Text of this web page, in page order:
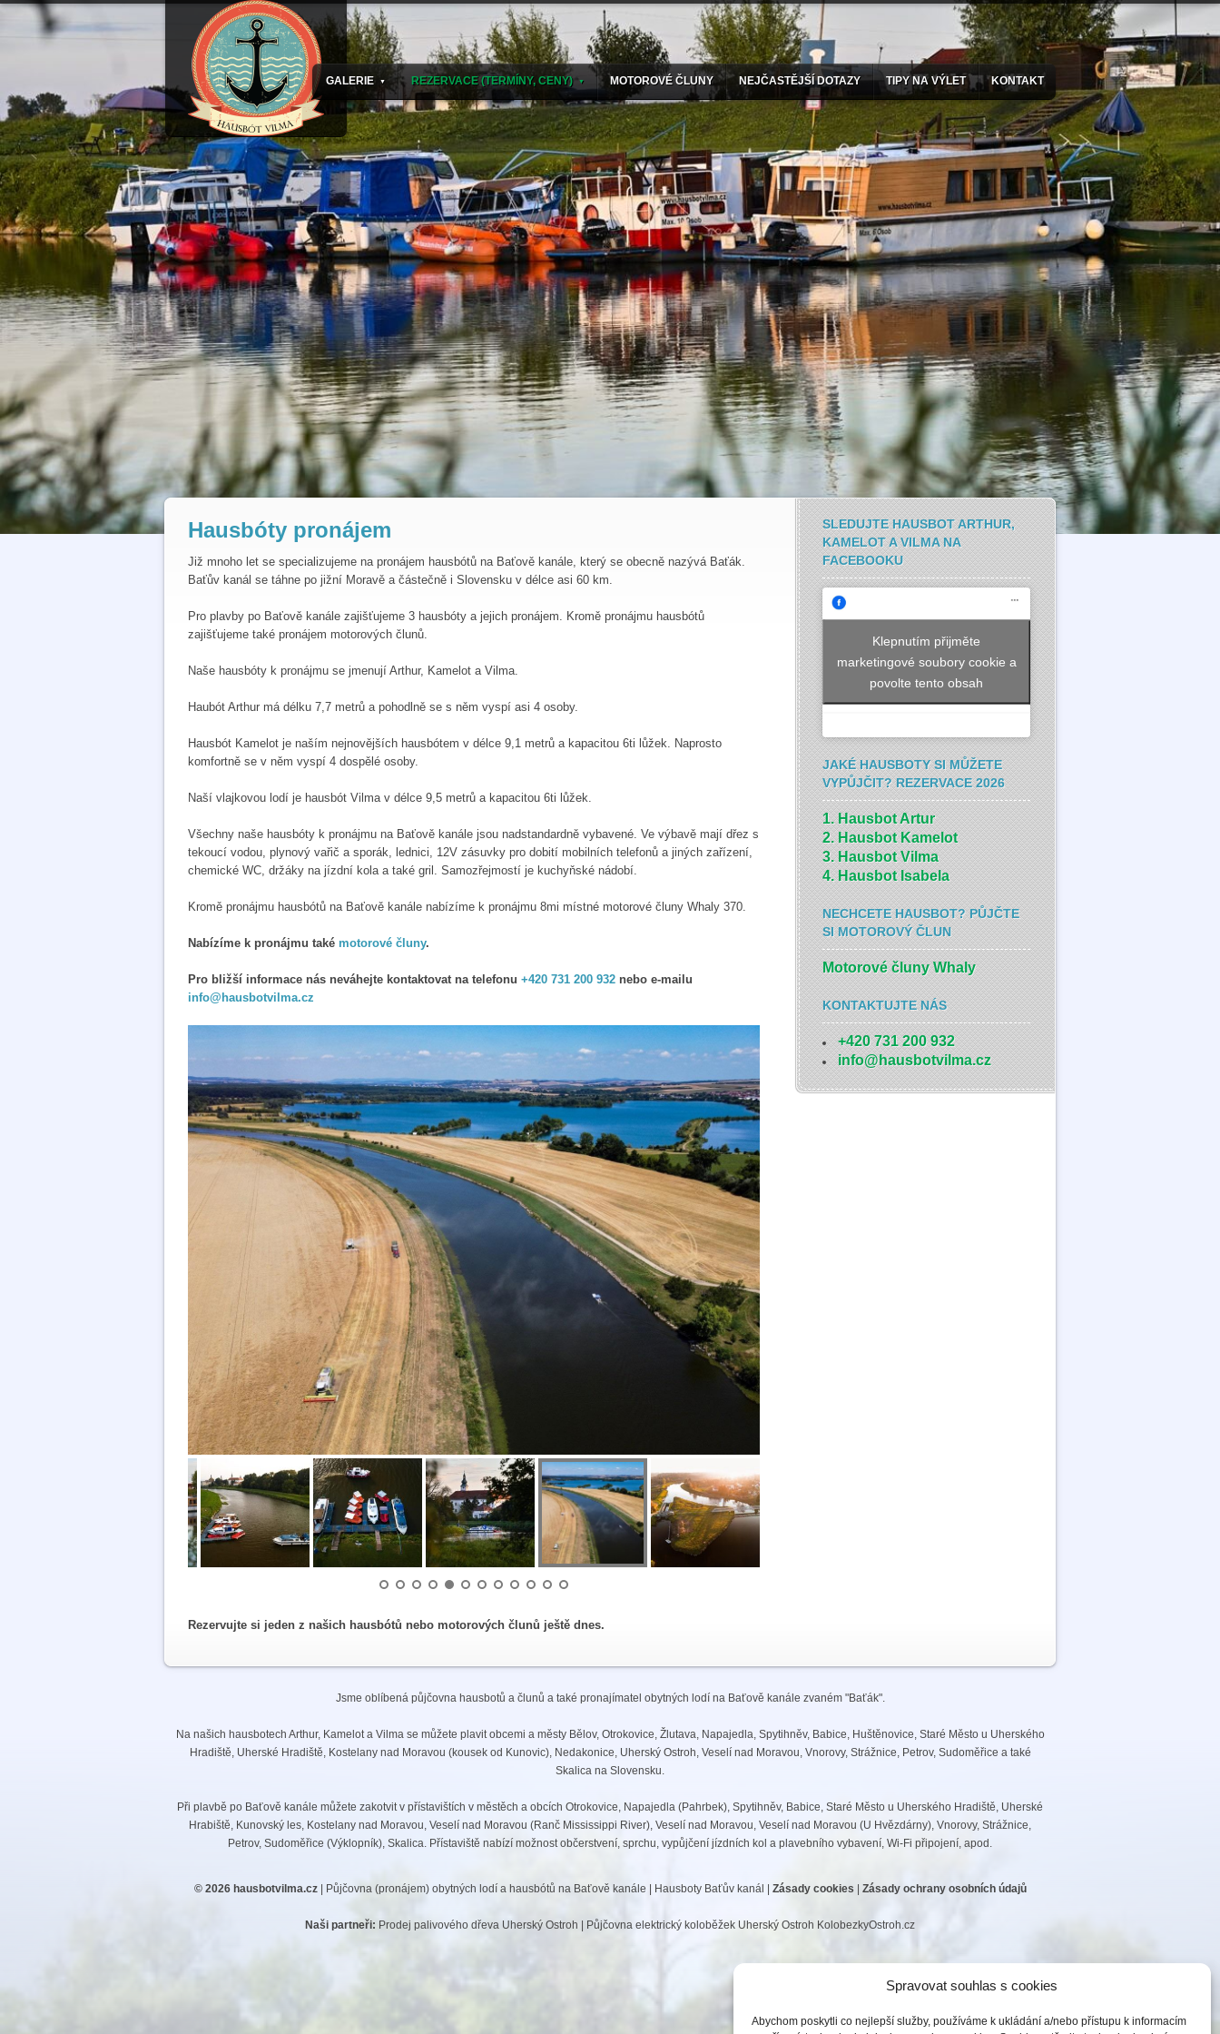
Spravovat souhlas s cookies
Abychom poskytli co nejlepší služby, používáme k ukládání a/nebo přístupu k informacím
GALERIE ▼ REZERVACE (TERMÍNY, CENY) ▼ MOTOROVÉ ČLUNY NEJČASTĚJŠÍ DOTAZY TIPY NA VÝLET KONTAKT
Hausbóty pronájem
Již mnoho let se specializujeme na pronájem hausbótů na Baťově kanále, který se obecně nazývá Baťák.
Baťův kanál se táhne po jižní Moravě a částečně i Slovensku v délce asi 60 km.
Pro plavby po Baťově kanále zajišťujeme 3 hausbóty a jejich pronájem. Kromě pronájmu hausbótů
zajišťujeme také pronájem motorových člunů.
Naše hausbóty k pronájmu se jmenují Arthur, Kamelot a Vilma.
Haubót Arthur má délku 7,7 metrů a pohodlně se s něm vyspí asi 4 osoby.
Hausbót Kamelot je naším nejnovějších hausbótem v délce 9,1 metrů a kapacitou 6ti lůžek. Naprosto
komfortně se v něm vyspí 4 dospělé osoby.
Naší vlajkovou lodí je hausbót Vilma v délce 9,5 metrů a kapacitou 6ti lůžek.
Všechny naše hausbóty k pronájmu na Baťově kanále jsou nadstandardně vybavené. Ve výbavě mají dřez s
tekoucí vodou, plynový vařič a sporák, lednici, 12V zásuvky pro dobití mobilních telefonů a jiných zařízení,
chemické WC, držáky na jízdní kola a také gril. Samozřejmostí je kuchyňské nádobí.
Kromě pronájmu hausbótů na Baťově kanále nabízíme k pronájmu 8mi místné motorové čluny Whaly 370.
Nabízíme k pronájmu také motorové čluny.
Pro bližší informace nás neváhejte kontaktovat na telefonu +420 731 200 932 nebo e-mailu
info@hausbotvilma.cz
Rezervujte si jeden z našich hausbótů nebo motorových člunů ještě dnes.
SLEDUJTE HAUSBOT ARTHUR,
KAMELOT A VILMA NA
FACEBOOKU
Klepnutím přijměte
marketingové soubory cookie a
povolte tento obsah
JAKÉ HAUSBOTY SI MŮŽETE
VYPŮJČIT? REZERVACE 2026
1. Hausbot Artur
2. Hausbot Kamelot
3. Hausbot Vilma
4. Hausbot Isabela
NECHCETE HAUSBOT? PŮJČTE
SI MOTOROVÝ ČLUN
Motorové čluny Whaly
KONTAKTUJTE NÁS
+420 731 200 932
info@hausbotvilma.cz
Jsme oblíbená půjčovna hausbotů a člunů a také pronajímatel obytných lodí na Baťově kanále zvaném "Baťák".
Na našich hausbotech Arthur, Kamelot a Vilma se můžete plavit obcemi a městy Bělov, Otrokovice, Žlutava, Napajedla, Spytihněv, Babice, Huštěnovice, Staré Město u Uherského
Hradiště, Uherské Hradiště, Kostelany nad Moravou (kousek od Kunovic), Nedakonice, Uherský Ostroh, Veselí nad Moravou, Vnorovy, Strážnice, Petrov, Sudoměřice a také
Skalica na Slovensku.
Při plavbě po Baťově kanále můžete zakotvit v přístavištích v městěch a obcích Otrokovice, Napajedla (Pahrbek), Spytihněv, Babice, Staré Město u Uherského Hradiště, Uherské
Hrabiště, Kunovský les, Kostelany nad Moravou, Veselí nad Moravou (Ranč Mississippi River), Veselí nad Moravou, Veselí nad Moravou (U Hvězdárny), Vnorovy, Strážnice,
Petrov, Sudoměřice (Výklopník), Skalica. Přístaviště nabízí možnost občerstvení, sprchu, vypůjčení jízdních kol a plavebního vybavení, Wi-Fi připojení, apod.
© 2026 hausbotvilma.cz| Půjčovna (pronájem) obytných lodí a hausbótů na Baťově kanále | Hausboty Baťův kanál | Zásady cookies Zásady ochrany osobních údajů
Naši partneři: Prodej palivového dřeva Uherský Ostroh Půjčovna elektrický koloběžek Uherský Ostroh KolobezkyOstroh.cz